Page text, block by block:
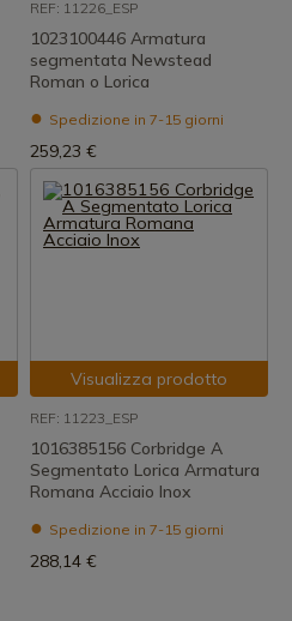
REF: 11226_ESP
1023100446 Armatura
segmentata Newstead
Roman o Lorica
Spedizione in 7-15 giorni
259,23 €
Visualizza prodotto
REF: 11223_ESP
1016385156 Corbridge A
Segmentato Lorica Armatura
Romana Acciaio Inox
Spedizione in 7-15 giorni
288,14 €